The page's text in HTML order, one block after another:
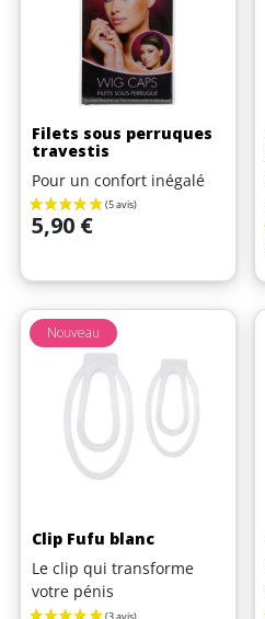
(4 avis)
Filets sous perruques
travestis
Pour un confort inégalé
Prix
5,90 €
Clip Fufu blanc
Le clip qui transforme
votre pénis
Nouveau